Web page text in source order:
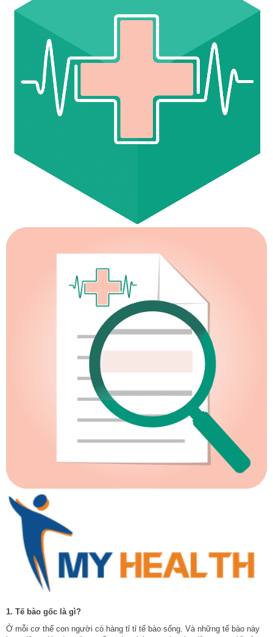
1. Tế bào gốc là gì?
Ở mỗi cơ thể con người có hàng tỉ tỉ tế bào sống. Và những tế bào này